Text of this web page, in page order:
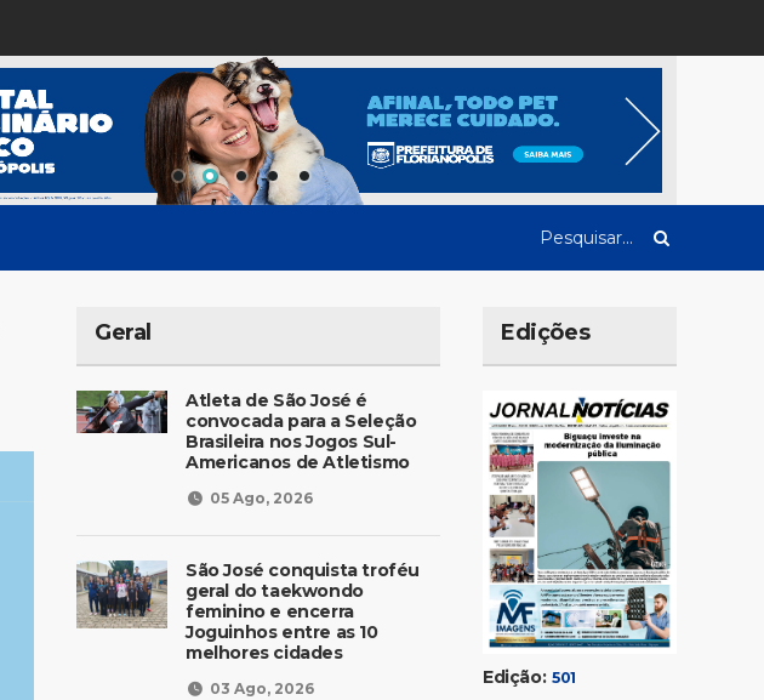
Geral
Atleta de São José é
convocada para a Seleção
Brasileira nos Jogos Sul-
Americanos de Atletismo
05 Ago, 2026
São José conquista troféu
geral do taekwondo
feminino e encerra
Joguinhos entre as 10
melhores cidades
03 Ago, 2026
Edições
Edição: 501